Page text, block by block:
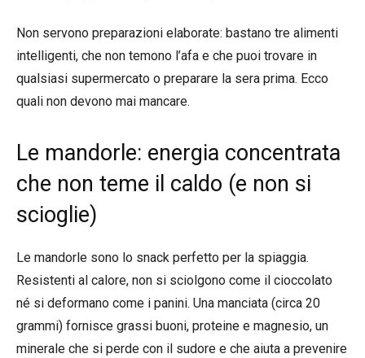
Non servono preparazioni elaborate: bastano tre alimenti
intelligenti, che non temono l’afa e che puoi trovare in
qualsiasi supermercato o preparare la sera prima. Ecco
quali non devono mai mancare.
Le mandorle: energia concentrata
che non teme il caldo (e non si
scioglie)
Le mandorle sono lo snack perfetto per la spiaggia.
Resistenti al calore, non si sciolgono come il cioccolato
né si deformano come i panini. Una manciata (circa 20
grammi) fornisce grassi buoni, proteine e magnesio, un
minerale che si perde con il sudore e che aiuta a prevenire